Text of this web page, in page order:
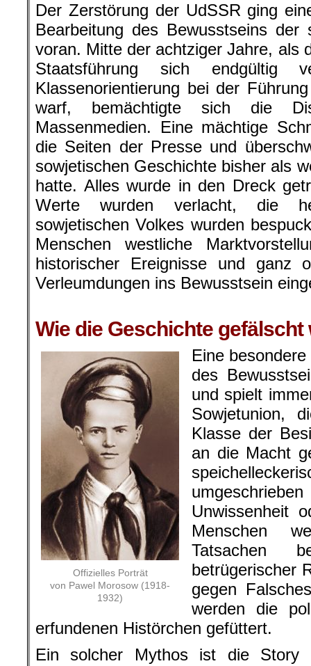
Der Zerstörung der UdSSR ging
Bearbeitung des Bewusstseins der
voran. Mitte der achtziger Jahre, als
Staatsführung sich endgültig
Klassenorientierung bei der
warf, bemächtigte sich die
Massenmedien. Eine mächtige
die Seiten der Presse und
sowjetischen Geschichte bisher als
hatte. Alles wurde in den Dreck
Werte wurden verlacht, die
sowjetischen Volkes wurden
Menschen westliche
historischer Ereignisse und ganz
Verleumdungen ins Bewusstsein
Wie die Geschichte gefälscht
Offizielles Porträt
von Pawel Morosow (1918-
1932)
Eine
des
und spielt
Sowjetunion,
Klasse der
an die Macht
Unwissenheit
Menschen
Tatsachen
betrügerischer
gegen
werden die
erfundenen Histörchen gefüttert.
Ein solcher Mythos ist die Story